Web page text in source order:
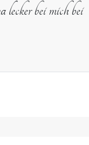
bei mich bei